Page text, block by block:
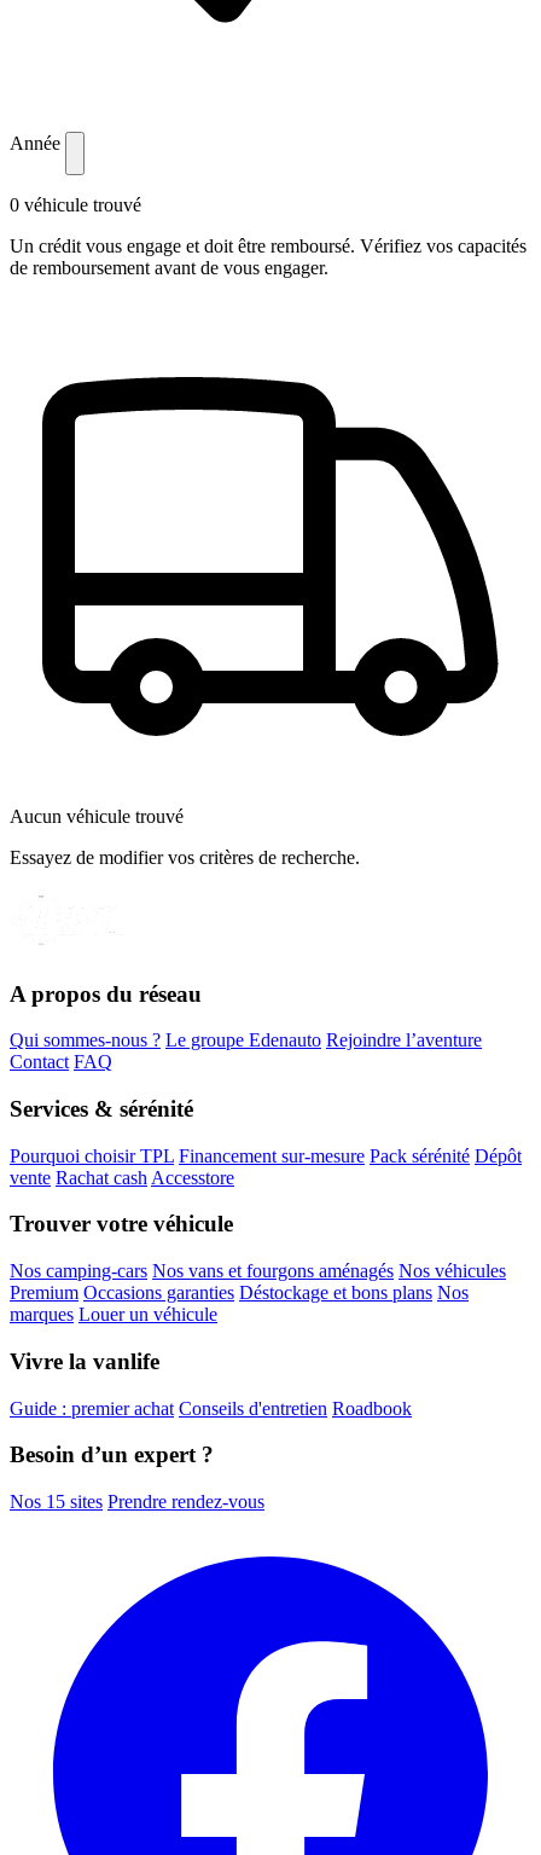
Année
0 véhicule trouvé
Un crédit vous engage et doit être remboursé. Vérifiez vos capacités
de remboursement avant de vous engager.
Aucun véhicule trouvé
Essayez de modifier vos critères de recherche.
A propos du réseau
Qui sommes-nous ? Le groupe Edenauto Rejoindre l’aventure
Contact FAQ
Services & sérénité
Pourquoi choisir TPL Financement sur-mesure Pack sérénité Dépôt
vente Rachat cash Accesstore
Trouver votre véhicule
Nos camping-cars Nos vans et fourgons aménagés Nos véhicules
Premium Occasions garanties Déstockage et bons plans Nos
marques Louer un véhicule
Vivre la vanlife
Guide : premier achat Conseils d'entretien Roadbook
Besoin d’un expert ?
Nos 15 sites Prendre rendez-vous